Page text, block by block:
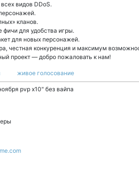
видов DDoS.
кланов.
для удобства игры.
для новых персонажей.
честная конкуренция и максимум
проект — добро пожаловать к нам!
живое голосование
pvp x10" без вайпа